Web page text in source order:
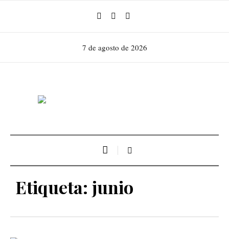
7 de agosto de 2026
Etiqueta: junio